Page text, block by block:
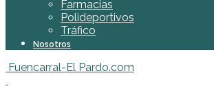
Farmacias
Polideportivos
Tráfico
Nosotros
Fuencarral-El Pardo.com